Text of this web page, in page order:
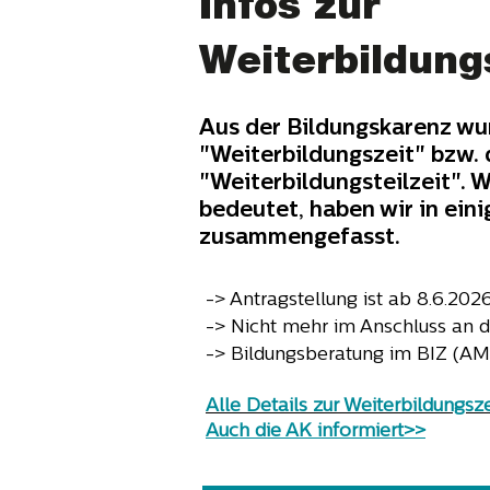
BiB
zurück
Neue Termine für
Im Sommer zieht es uns hinaus
unsere Büroräumlichkeiten und
wunderschönen Schlosspark in
warten wir unter den schattigen
euren Besuch. See you there!
Infos zur
Aus der Bildungskarenz
"Weiterbildungszeit" bzw.
"Weiterbildungsteilzeit".
bedeutet, haben wir in
zusammengefasst.
-> Antragstellung ist ab
-> Nicht mehr im Anschluss an
-> Bildungsberatung im BIZ
Alle Details zur
Auch die AK informiert>>